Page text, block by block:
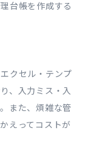
台帳を作成する
クセル・テンプ
、入力ミス・入
また、煩雑な管
えってコストが